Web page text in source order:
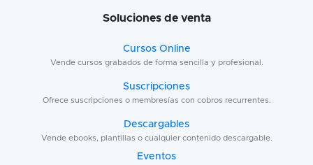
Soluciones de venta
Cursos Online
Vende cursos grabados de forma sencilla y profesional.
Suscripciones
Ofrece suscripciones o membresías con cobros recurrentes.
Descargables
Vende ebooks, plantillas o cualquier contenido descargable.
Eventos